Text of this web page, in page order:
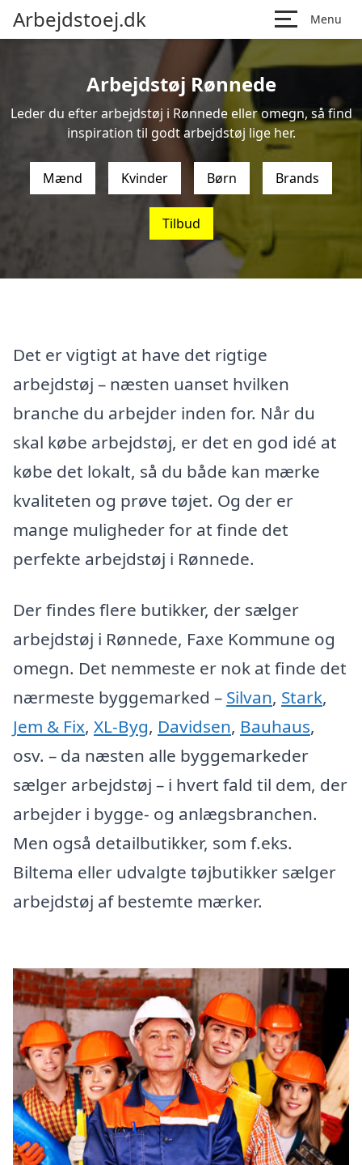
Arbejdstoej.dk Menu
Arbejdstøj Rønnede
Leder du efter arbejdstøj i Rønnede eller omegn, så find
inspiration til godt arbejdstøj lige her.
Mænd Kvinder Børn Brands
Tilbud
Det er vigtigt at have det rigtige
arbejdstøj – næsten uanset hvilken
branche du arbejder inden for. Når du
skal købe arbejdstøj, er det en god idé at
købe det lokalt, så du både kan mærke
kvaliteten og prøve tøjet. Og der er
mange muligheder for at finde det
perfekte arbejdstøj i Rønnede.
Der findes flere butikker, der sælger
arbejdstøj i Rønnede, Faxe Kommune og
omegn. Det nemmeste er nok at finde det
nærmeste byggemarked – Silvan, Stark,
Jem & Fix, XL-Byg, Davidsen, Bauhaus,
osv. – da næsten alle byggemarkeder
sælger arbejdstøj – i hvert fald til dem, der
arbejder i bygge- og anlægsbranchen.
Men også detailbutikker, som f.eks.
Biltema eller udvalgte tøjbutikker sælger
arbejdstøj af bestemte mærker.